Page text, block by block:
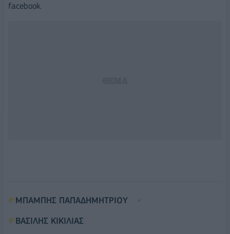
facebook.
ΜΠΑΜΠΗΣ ΠΑΠΑΔΗΜΗΤΡΙΟΥ
ΒΑΣΙΛΗΣ ΚΙΚΙΛΙΑΣ